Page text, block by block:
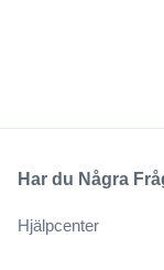
Har du Några
Hjälpcenter